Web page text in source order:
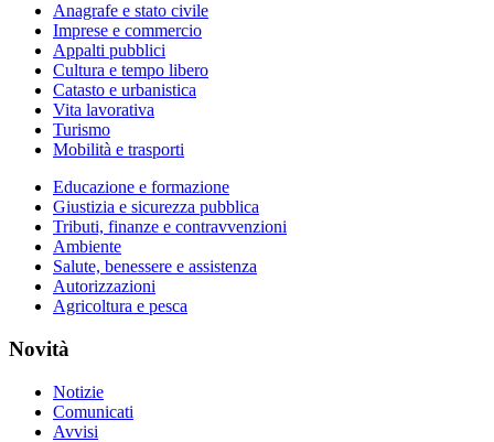
Anagrafe e stato civile
Imprese e commercio
Appalti pubblici
Cultura e tempo libero
Catasto e urbanistica
Vita lavorativa
Turismo
Mobilità e trasporti
Educazione e formazione
Giustizia e sicurezza pubblica
Tributi, finanze e contravvenzioni
Ambiente
Salute, benessere e assistenza
Autorizzazioni
Agricoltura e pesca
Novità
Notizie
Comunicati
Avvisi